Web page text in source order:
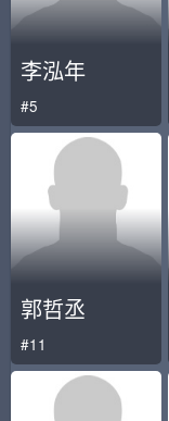
李泓年
#5
郭哲丞
#11